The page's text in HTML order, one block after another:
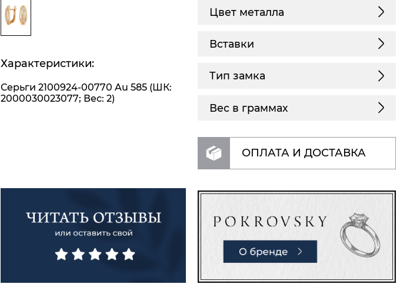
Характеристики:
Серьги 2100924-00770 Au 585 (ШК:
2000030023077; Вес: 2)
Цвет металла
Вставки
Тип замка
Вес в граммах
ОПЛАТА И ДОСТАВКА